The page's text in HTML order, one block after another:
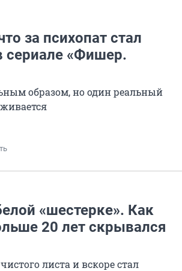
за психопат стал
сериале «Фишер.
образом, но один реальный
«шестерке». Как
20 лет скрывался
листа и вскоре стал